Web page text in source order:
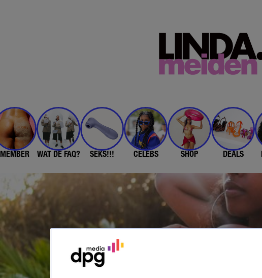
MEMBER WAT DE FAQ? SEKS!!! CELEBS SHOP DEALS